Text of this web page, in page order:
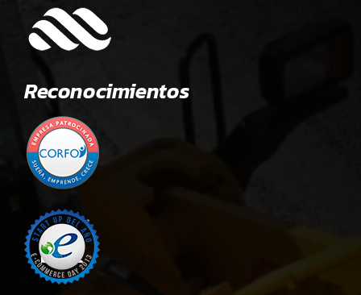
Reconocimientos